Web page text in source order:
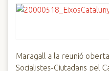
Maragall a la reunió
Socialistes-Ciutadans pel